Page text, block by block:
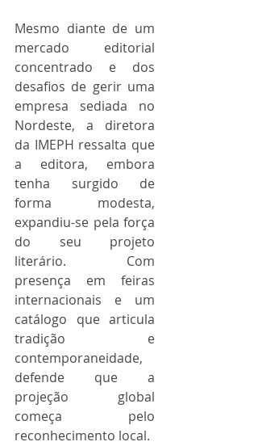
Mesmo diante de um
mercado editorial
concentrado e dos
desafios de gerir uma
empresa sediada no
Nordeste, a diretora
da IMEPH ressalta que
a editora, embora
tenha surgido de
forma modesta,
expandiu-se pela força
do seu projeto
literário. Com
presença em feiras
internacionais e um
catálogo que articula
tradição e
contemporaneidade,
defende que a
projeção global
começa pelo
reconhecimento local.